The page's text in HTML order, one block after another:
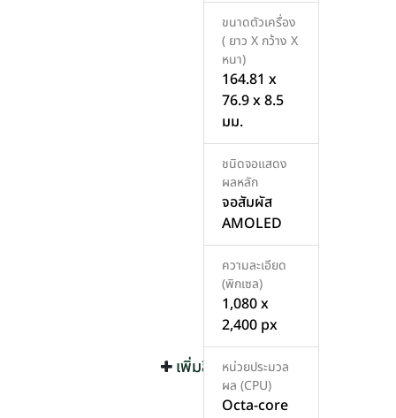
เพิ่มสินค้า
เพิ่มสินค้า
ขนาดตัวเครื่อง
( ยาว X กว้าง X
หนา)
164.81 x
76.9 x 8.5
มม.
ชนิดจอแสดง
ผลหลัก
จอสัมผัส
AMOLED
ความละเอียด
(พิกเซล)
1,080 x
2,400 px
หน่วยประมวล
ผล (CPU)
Octa-core